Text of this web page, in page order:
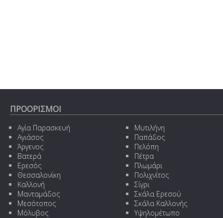
ΠΡΟΟΡΙΣΜΟΙ
Αγία Παρασκευή
Αγιάσος
Άργενος
Βατερά
Ερεσός
Θεσσαλονίκη
Καλλονή
Μανταμάδος
Μεσότοπος
Μόλυβος
Μυτιλήνη
Παπάδος
Πελόπη
Πέτρα
Πλωμάρι
Πολιχνίτος
Σίγρι
Σκάλα Ερεσού
Σκάλα Καλλονής
Υψηλομέτωπο